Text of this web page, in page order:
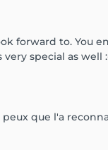
forward to.
special as well
que l'a